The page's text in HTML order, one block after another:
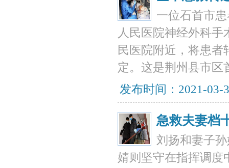
一位石首市
人民医院神经外科
民医院附近，将患
定。这是荆州县市区
发布时间：2021-
急救夫妻档
刘扬和妻子
婧则坚守在指挥调度